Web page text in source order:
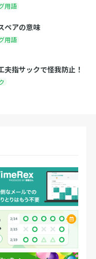
用語
ペアの意味
用語
夫指サックで怪我防止！